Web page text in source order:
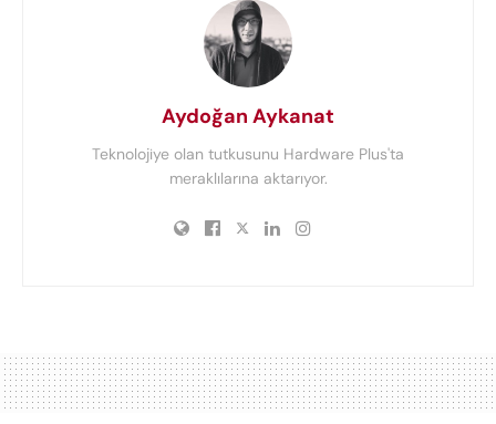
Aydoğan Aykanat
Teknolojiye olan tutkusunu Hardware Plus'ta
meraklılarına aktarıyor.